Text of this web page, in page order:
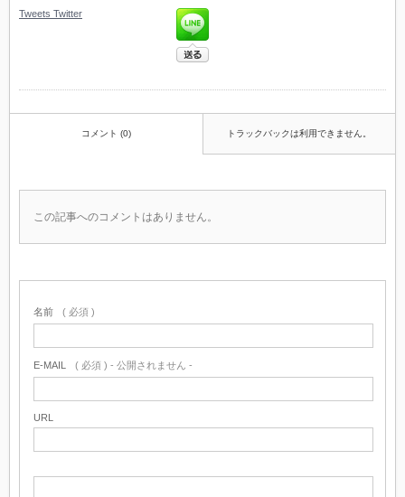
Tweets Twitter
コメント (0) トラックバックは利用できません。
この記事へのコメントはありません。
名前 ( 必須 )
E-MAIL ( 必須 ) - 公開されません -
URL